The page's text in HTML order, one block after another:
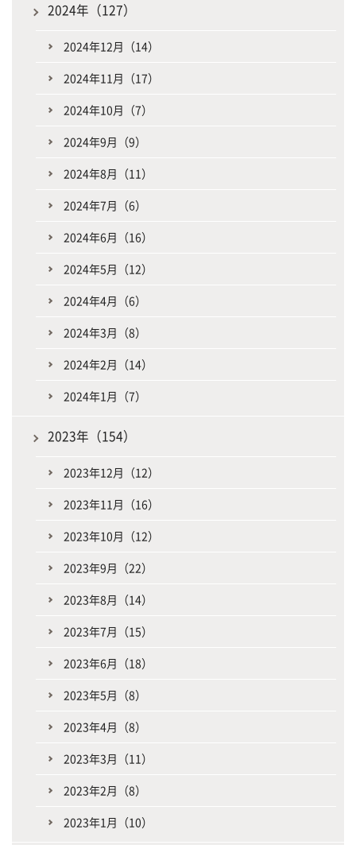
2024年（127）
2024年12月（14）
2024年11月（17）
2024年10月（7）
2024年9月（9）
2024年8月（11）
2024年7月（6）
2024年6月（16）
2024年5月（12）
2024年4月（6）
2024年3月（8）
2024年2月（14）
2024年1月（7）
2023年（154）
2023年12月（12）
2023年11月（16）
2023年10月（12）
2023年9月（22）
2023年8月（14）
2023年7月（15）
2023年6月（18）
2023年5月（8）
2023年4月（8）
2023年3月（11）
2023年2月（8）
2023年1月（10）